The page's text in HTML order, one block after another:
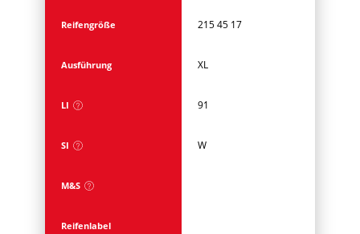
Reifengröße 215 45 17
Ausführung XL
LI 91
SI W
M&S
Reifenlabel